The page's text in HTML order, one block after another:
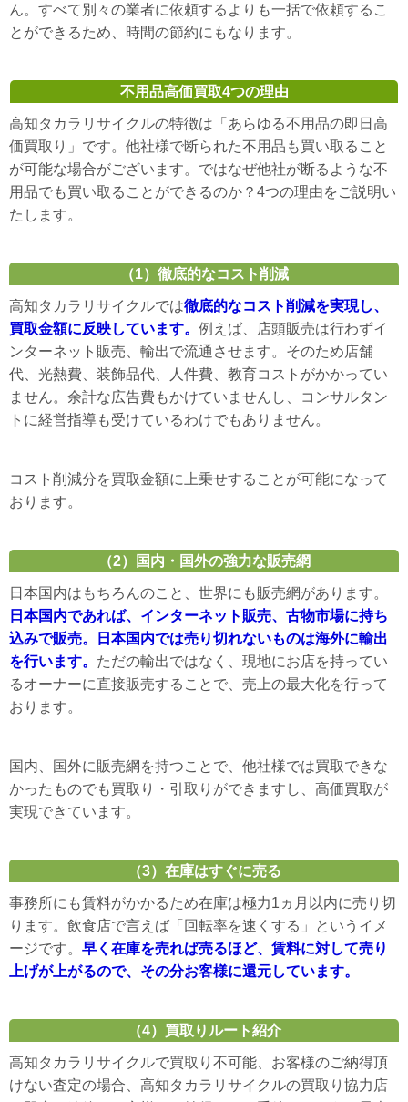
ん。すべて別々の業者に依頼するよりも一括で依頼するこ
とができるため、時間の節約にもなります。
不用品高価買取4つの理由
高知タカラリサイクルの特徴は「あらゆる不用品の即日高
価買取り」です。他社様で断られた不用品も買い取ること
が可能な場合がございます。ではなぜ他社が断るような不
用品でも買い取ることができるのか？4つの理由をご説明い
たします。
（1）徹底的なコスト削減
高知タカラリサイクルでは徹底的なコスト削減を実現し、
買取金額に反映しています。 例えば、店頭販売は行わずイ
ンターネット販売、輸出で流通させます。そのため店舗
代、光熱費、装飾品代、人件費、教育コストがかかってい
ません。余計な広告費もかけていませんし、コンサルタン
トに経営指導も受けているわけでもありません。
コスト削減分を買取金額に上乗せすることが可能になって
おります。
（2）国内・国外の強力な販売網
日本国内はもちろんのこと、世界にも販売網があります。
日本国内であれば、インターネット販売、古物市場に持ち
込みで販売。日本国内では売り切れないものは海外に輸出
を行います。 ただの輸出ではなく、現地にお店を持ってい
るオーナーに直接販売することで、売上の最大化を行って
おります。
国内、国外に販売網を持つことで、他社様では買取できな
かったものでも買取り・引取りができますし、高価買取が
実現できています。
（3）在庫はすぐに売る
事務所にも賃料がかかるため在庫は極力1ヵ月以内に売り切
ります。飲食店で言えば「回転率を速くする」というイメ
ージです。 早く在庫を売れば売るほど、賃料に対して売り
上げが上がるので、その分お客様に還元しています。
（4）買取りルート紹介
高知タカラリサイクルで買取り不可能、お客様のご納得頂
けない査定の場合、高知タカラリサイクルの買取り協力店